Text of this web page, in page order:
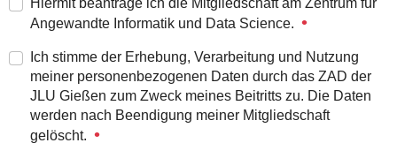
Angewandte Informatik und Data Science.
Ich stimme der Erhebung, Verarbeitung und Nutzung
meiner personenbezogenen Daten durch das ZAD der
JLU Gießen zum Zweck meines Beitritts zu. Die Daten
werden nach Beendigung meiner Mitgliedschaft
gelöscht.